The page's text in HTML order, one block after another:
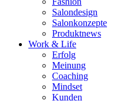
Salondesign
Salonkonzepte
Produktnews
Work & Life
Erfolg
Meinung
Coaching
Mindset
Kunden